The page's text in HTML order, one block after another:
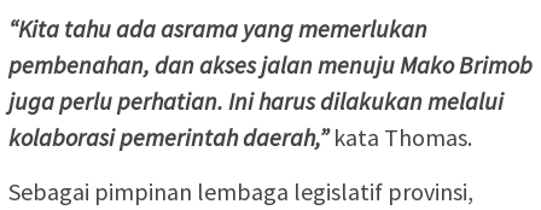
“Kita tahu ada asrama yang memerlukan
pembenahan, dan akses jalan menuju Mako Brimob
juga perlu perhatian. Ini harus dilakukan melalui
kolaborasi pemerintah daerah,”kata Thomas.
Sebagai pimpinan lembaga legislatif provinsi,